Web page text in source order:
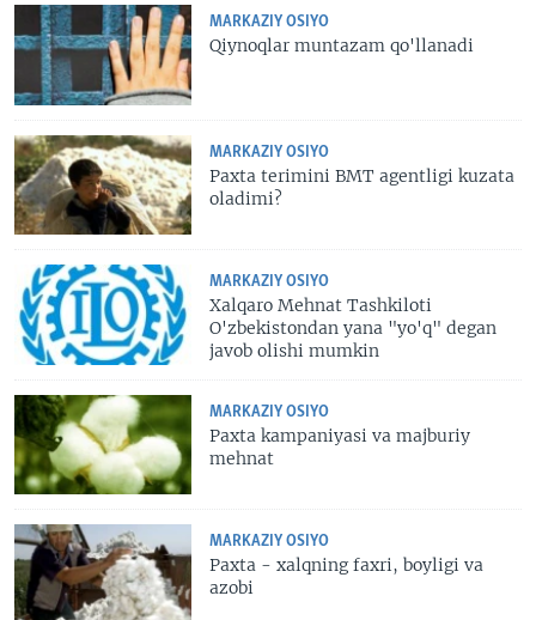
MARKAZIY OSIYO
Qiynoqlar muntazam qo'llanadi
MARKAZIY OSIYO
Paxta terimini BMT agentligi kuzata
oladimi?
MARKAZIY OSIYO
Xalqaro Mehnat Tashkiloti
O'zbekistondan yana "yo'q" degan
javob olishi mumkin
MARKAZIY OSIYO
Paxta kampaniyasi va majburiy
mehnat
MARKAZIY OSIYO
Paxta - xalqning faxri, boyligi va
azobi